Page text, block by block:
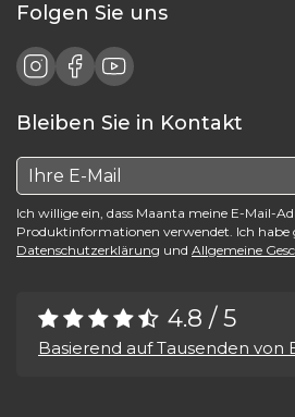
Folgen Sie uns
Bleiben Sie in Kontakt
Ich willige ein, dass Maanta meine E-Mail-
Produktinformationen verwendet. Ich habe
Datenschutzerklärung und Allgemeine
4.8 / 5
Basierend auf Tausenden von